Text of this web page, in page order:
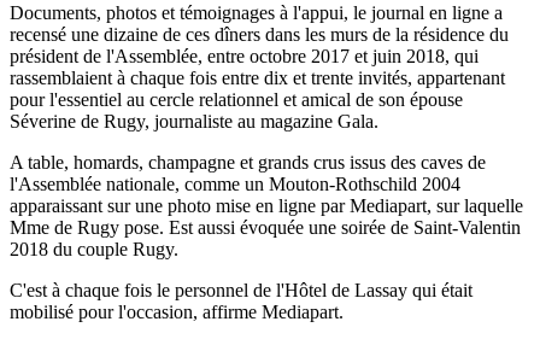
Documents, photos et témoignages à l'appui, le journal en ligne a
recensé une dizaine de ces dîners dans les murs de la résidence du
président de l'Assemblée, entre octobre 2017 et juin 2018, qui
rassemblaient à chaque fois entre dix et trente invités, appartenant
pour l'essentiel au cercle relationnel et amical de son épouse
Séverine de Rugy, journaliste au magazine Gala.
A table, homards, champagne et grands crus issus des caves de
l'Assemblée nationale, comme un Mouton-Rothschild 2004
apparaissant sur une photo mise en ligne par Mediapart, sur laquelle
Mme de Rugy pose. Est aussi évoquée une soirée de Saint-Valentin
2018 du couple Rugy.
C'est à chaque fois le personnel de l'Hôtel de Lassay qui était
mobilisé pour l'occasion, affirme Mediapart.